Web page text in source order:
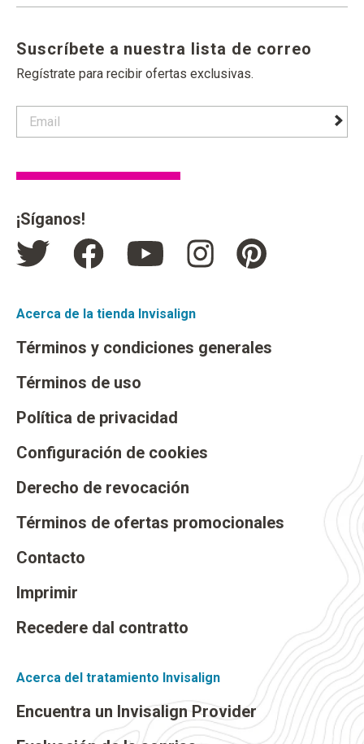
Suscríbete a nuestra lista de correo
Regístrate para recibir ofertas exclusivas.
contact email label
¡Síganos!
Acerca de la tienda Invisalign
Términos y condiciones generales
Términos de uso
Política de privacidad
Configuración de cookies
Derecho de revocación
Términos de ofertas promocionales
Contacto
Imprimir
Recedere dal contratto
Acerca del tratamiento Invisalign
Encuentra un Invisalign Provider